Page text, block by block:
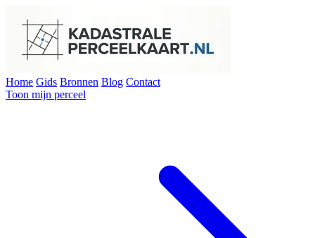
Home Gids Bronnen Blog Contact
Toon mijn perceel